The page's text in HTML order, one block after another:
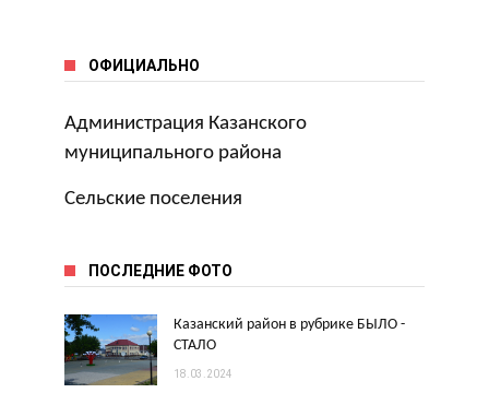
ОФИЦИАЛЬНО
Администрация Казанского
муниципального района
Сельские поселения
ПОСЛЕДНИЕ ФОТО
Казанский район в рубрике БЫЛО -
СТАЛО
18.03.2024